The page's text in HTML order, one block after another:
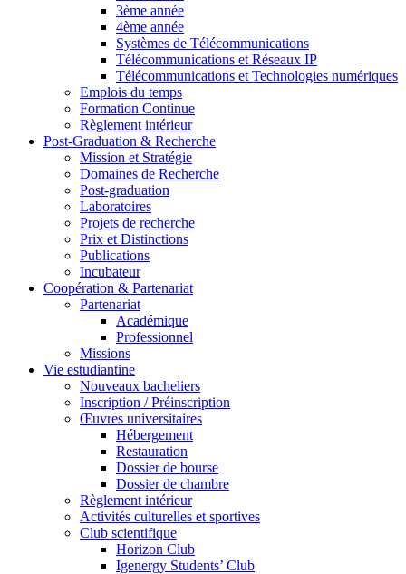
3ème année
4ème année
Systèmes de Télécommunications
Télécommunications et Réseaux IP
Télécommunications et Technologies numériques
Emplois du temps
Formation Continue
Règlement intérieur
Post-Graduation & Recherche
Mission et Stratégie
Domaines de Recherche
Post-graduation
Laboratoires
Projets de recherche
Prix et Distinctions
Publications
Incubateur
Coopération & Partenariat
Partenariat
Académique
Professionnel
Missions
Vie estudiantine
Nouveaux bacheliers
Inscription / Préinscription
Œuvres universitaires
Hébergement
Restauration
Dossier de bourse
Dossier de chambre
Règlement intérieur
Activités culturelles et sportives
Club scientifique
Horizon Club
Igenergy Students’ Club